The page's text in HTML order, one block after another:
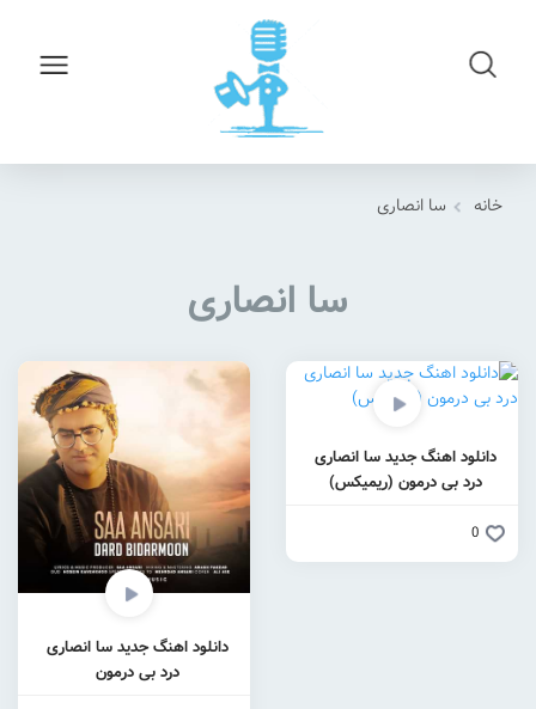
خانه سا انصاری
سا انصاری
دانلود اهنگ جدید سا انصاری
درد بی درمون (ریمیکس)
0
دانلود اهنگ جدید سا انصاری
درد بی درمون